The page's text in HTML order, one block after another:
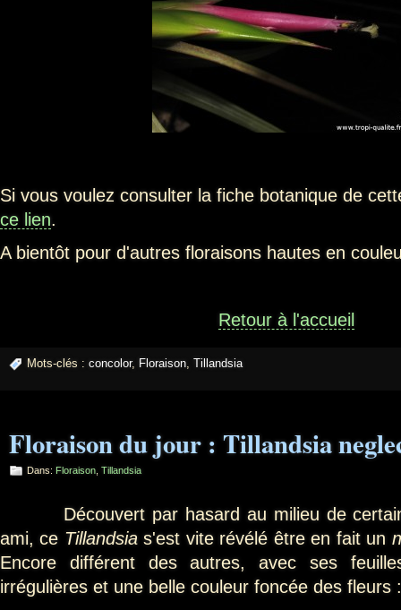
Si vous voulez consulter la fiche botanique de
ce lien.
A bientôt pour d'autres floraisons hautes en
Retour à l'accueil
Mots-clés : concolor, Floraison, Tillandsia
Floraison du jour : Tillandsia
Dans: Floraison Tillandsia
Découvert par hasard au milieu de
ami, ce Tillandsias'est vite révélé être en fait un
Encore différent des autres, avec ses
irrégulières et une belle couleur foncée des fleurs :